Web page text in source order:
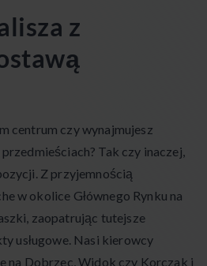
z
centrum czy wynajmujesz
Tak czy inaczej,
Z przyjemnością
w okolice Głównego Rynku na
zaopatrując tutejsze
usługowe. Nasi kierowcy
na Dobrzec, Widok czy Korczak i